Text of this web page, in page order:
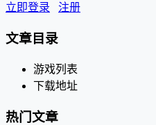
立即登录 注册
文章目录
游戏列表
下载地址
热门文章